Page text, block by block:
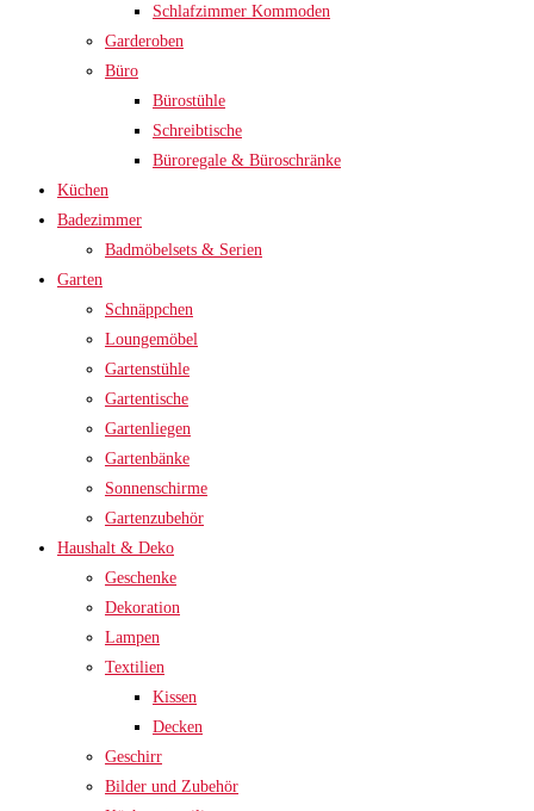
Schlafzimmer Kommoden
Garderoben
Büro
Bürostühle
Schreibtische
Büroregale & Büroschränke
Küchen
Badezimmer
Badmöbelsets & Serien
Garten
Schnäppchen
Loungemöbel
Gartenstühle
Gartentische
Gartenliegen
Gartenbänke
Sonnenschirme
Gartenzubehör
Haushalt & Deko
Geschenke
Dekoration
Lampen
Textilien
Kissen
Decken
Geschirr
Bilder und Zubehör